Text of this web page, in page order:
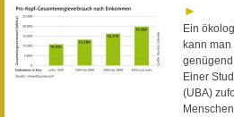
Ein
kann man
genügend
Einer
(UBA)